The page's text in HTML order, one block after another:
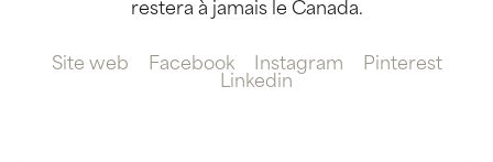
restera à jamais le Canada.
Site web Facebook Instagram
Pinterest
Linkedin